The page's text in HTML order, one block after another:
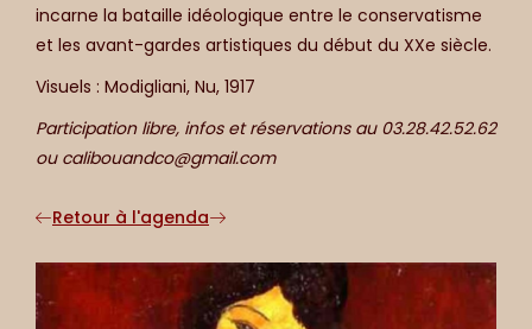
incarne la bataille idéologique entre le conservatisme
et les avant-gardes artistiques du début du XXe siècle.
Visuels : Modigliani, Nu, 1917
Participation libre, infos et réservations au 03.28.42.52.62
ou calibouandco@gmail.com
Retour à l'agenda